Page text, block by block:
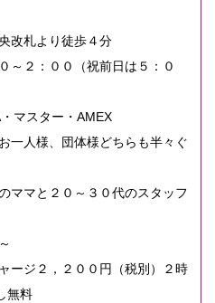
改札より徒歩４分
～２：００（祝前日は５：０
マスター・AMEX
一人様、団体様どちらも半々ぐ
ママと２０～３０代のスタッフ
ージ２，２００円（税別）２時
無料